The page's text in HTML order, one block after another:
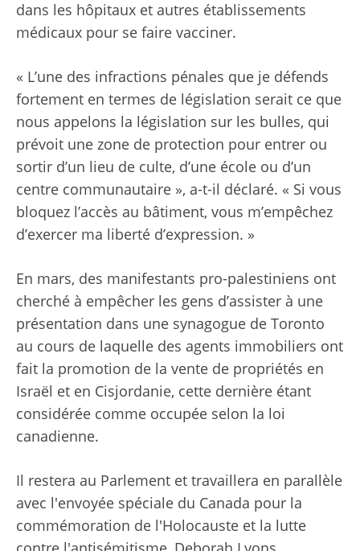
dans les hôpitaux et autres établissements
médicaux pour se faire vacciner.
« L’une des infractions pénales que je défends
fortement en termes de législation serait ce que
nous appelons la législation sur les bulles, qui
prévoit une zone de protection pour entrer ou
sortir d’un lieu de culte, d’une école ou d’un
centre communautaire », a-t-il déclaré. « Si vous
bloquez l’accès au bâtiment, vous m’empêchez
d’exercer ma liberté d’expression. »
En mars, des manifestants pro-palestiniens ont
cherché à empêcher les gens d’assister à une
présentation dans une synagogue de Toronto
au cours de laquelle des agents immobiliers ont
fait la promotion de la vente de propriétés en
Israël et en Cisjordanie, cette dernière étant
considérée comme occupée selon la loi
canadienne.
Il restera au Parlement et travaillera en parallèle
avec l'envoyée spéciale du Canada pour la
commémoration de l'Holocauste et la lutte